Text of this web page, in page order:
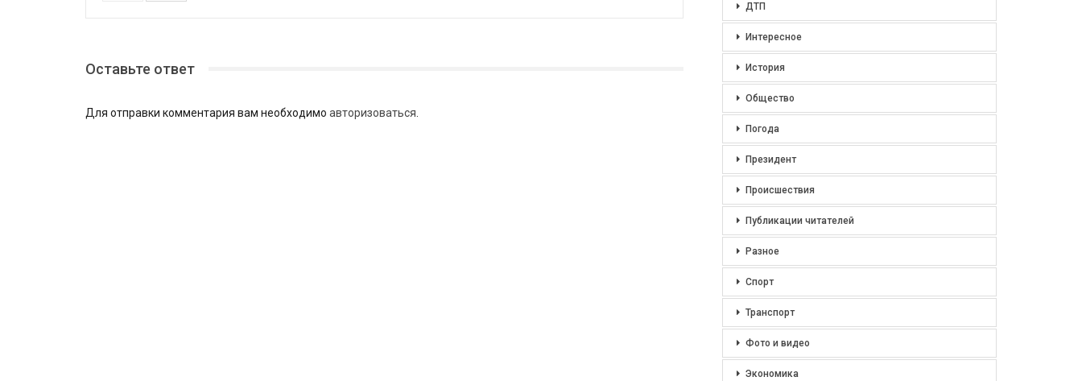
Оставьте ответ
Для отправки комментария вам необходимо авторизоваться
ДТП
Интересное
История
Общество
Погода
Президент
Происшествия
Публикации читателей
Разное
Спорт
Транспорт
Фото и видео
Экономика